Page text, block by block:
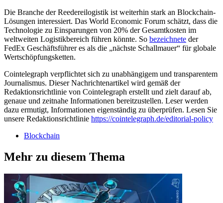
Die Branche der Reedereilogistik ist weiterhin stark an Blockchain-
Lösungen interessiert. Das World Economic Forum schätzt, dass die
Technologie zu Einsparungen von 20% der Gesamtkosten im
weltweiten Logistikbereich führen könnte. So bezeichnete der
FedEx Geschäftsführer es als die „nächste Schallmauer“ für globale
Wertschöpfungsketten.
Cointelegraph verpflichtet sich zu unabhängigem und transparentem
Journalismus. Dieser Nachrichtenartikel wird gemäß der
Redaktionsrichtlinie von Cointelegraph erstellt und zielt darauf ab,
genaue und zeitnahe Informationen bereitzustellen. Leser werden
dazu ermutigt, Informationen eigenständig zu überprüfen. Lesen Sie
unsere Redaktionsrichtlinie https://cointelegraph.de/editorial-policy
Blockchain
Mehr zu diesem Thema